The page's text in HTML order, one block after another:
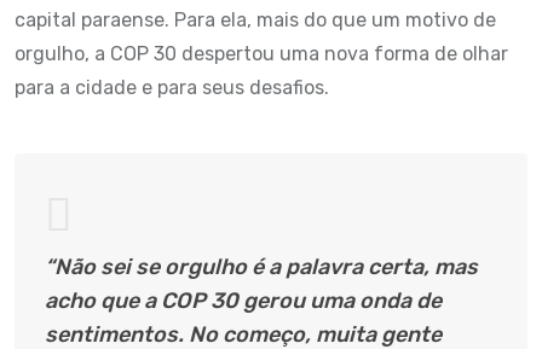
capital paraense. Para ela, mais do que um motivo de
orgulho, a COP 30 despertou uma nova forma de olhar
para a cidade e para seus desafios.
“Não sei se orgulho é a palavra certa, mas
acho que a COP 30 gerou uma onda de
sentimentos. No começo, muita gente